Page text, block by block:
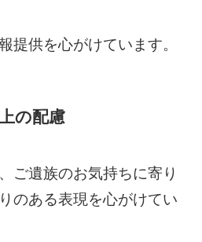
提供を心がけています。
の配慮
ご遺族のお気持ちに寄り
のある表現を心がけてい